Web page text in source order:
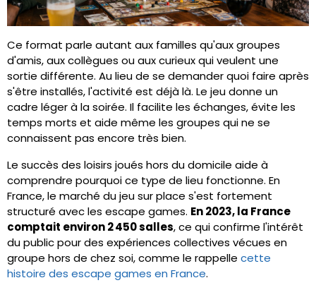
Ce format parle autant aux familles qu'aux groupes
d'amis, aux collègues ou aux curieux qui veulent une
sortie différente. Au lieu de se demander quoi faire après
s'être installés, l'activité est déjà là. Le jeu donne un
cadre léger à la soirée. Il facilite les échanges, évite les
temps morts et aide même les groupes qui ne se
connaissent pas encore très bien.
Le succès des loisirs joués hors du domicile aide à
comprendre pourquoi ce type de lieu fonctionne. En
France, le marché du jeu sur place s'est fortement
structuré avec les escape games. En 2023, la France
comptait environ 2 450 salles, ce qui confirme l'intérêt
du public pour des expériences collectives vécues en
groupe hors de chez soi, comme le rappelle cette
histoire des escape games en France.